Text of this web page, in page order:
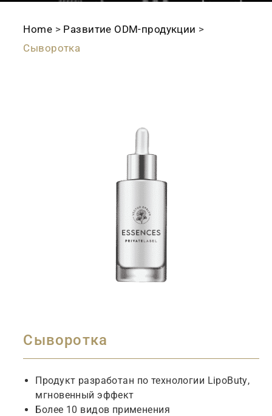
Home > Развитие ODМ-продукции >
Сыворотка
Сыворотка
Продукт разработан по технологии LipoButy,
мгновенный эффект
Более 10 видов применения